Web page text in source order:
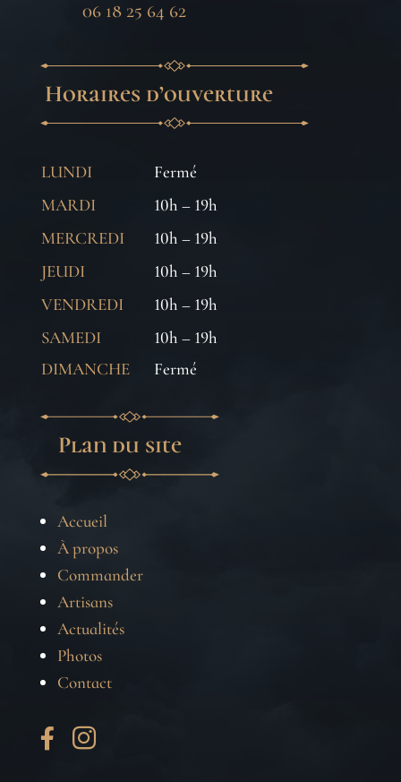
06 18 25 64 62
Horaires d’ouverture
LUNDI
Fermé
MARDI
10h – 19h
MERCREDI
10h – 19h
JEUDI
10h – 19h
VENDREDI
10h – 19h
SAMEDI
10h – 19h
DIMANCHE
Fermé
Plan du site
Accueil
À propos
Commander
Artisans
Actualités
Photos
Contact
 